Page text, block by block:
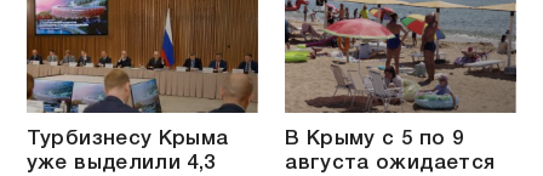
Турбизнесу Крыма
уже выделили 4,3
В Крыму с 5 по 9
августа ожидается